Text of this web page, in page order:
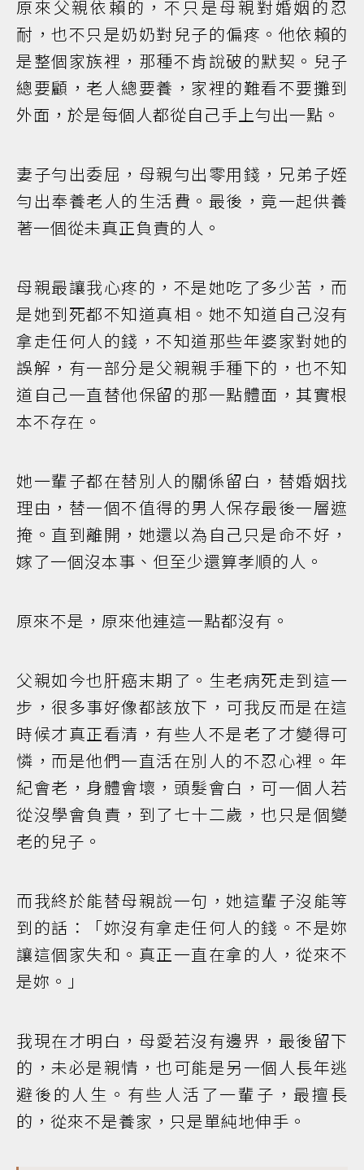
原來父親依賴的，不只是母親對婚姻的忍
耐，也不只是奶奶對兒子的偏疼。他依賴的
是整個家族裡，那種不肯說破的默契。兒子
總要顧，老人總要養，家裡的難看不要攤到
外面，於是每個人都從自己手上勻出一點。
妻子勻出委屈，母親勻出零用錢，兄弟子姪
勻出奉養老人的生活費。最後，竟一起供養
著一個從未真正負責的人。
母親最讓我心疼的，不是她吃了多少苦，而
是她到死都不知道真相。她不知道自己沒有
拿走任何人的錢，不知道那些年婆家對她的
誤解，有一部分是父親親手種下的，也不知
道自己一直替他保留的那一點體面，其實根
本不存在。
她一輩子都在替別人的關係留白，替婚姻找
理由，替一個不值得的男人保存最後一層遮
掩。直到離開，她還以為自己只是命不好，
嫁了一個沒本事、但至少還算孝順的人。
原來不是，原來他連這一點都沒有。
父親如今也肝癌末期了。生老病死走到這一
步，很多事好像都該放下，可我反而是在這
時候才真正看清，有些人不是老了才變得可
憐，而是他們一直活在別人的不忍心裡。年
紀會老，身體會壞，頭髮會白，可一個人若
從沒學會負責，到了七十二歲，也只是個變
老的兒子。
而我終於能替母親說一句，她這輩子沒能等
到的話：「妳沒有拿走任何人的錢。不是妳
讓這個家失和。真正一直在拿的人，從來不
是妳。」
我現在才明白，母愛若沒有邊界，最後留下
的，未必是親情，也可能是另一個人長年逃
避後的人生。有些人活了一輩子，最擅長
的，從來不是養家，只是單純地伸手。